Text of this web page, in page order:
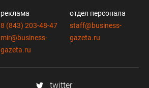
реклама
8 (843) 203-48-47
mir@business-
gazeta.ru
отдел персонала
staff@business-
gazeta.ru
twitter